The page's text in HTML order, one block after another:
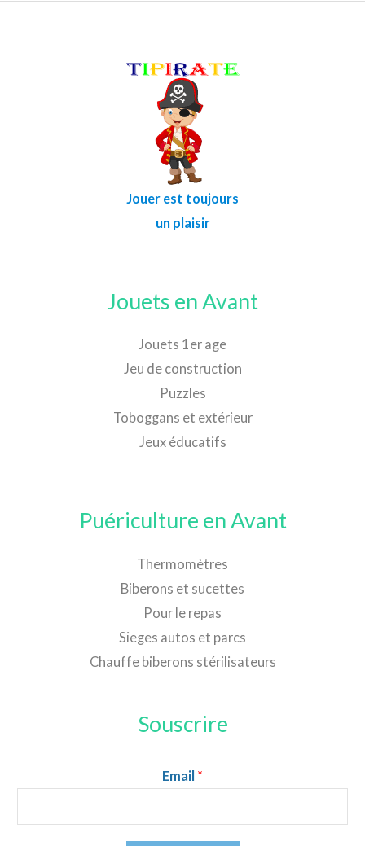
Jouer est toujours
un plaisir
Jouets en Avant
Jouets 1er age
Jeu de construction
Puzzles
Toboggans et extérieur
Jeux éducatifs
Puériculture en Avant
Thermomètres
Biberons et sucettes
Pour le repas
Sieges autos et parcs
Chauffe biberons stérilisateurs
Souscrire
Email *